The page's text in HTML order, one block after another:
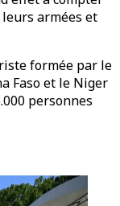
armées et
formée par le
Faso et le Niger
personnes